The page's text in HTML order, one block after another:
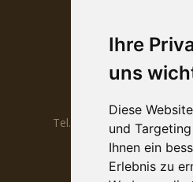
Ihre
uns
Diese
und
Ihnen ein
Erlebnis zu
Appartements
I-39020
Tel. 0039 0473 967097
info@guntraun.com